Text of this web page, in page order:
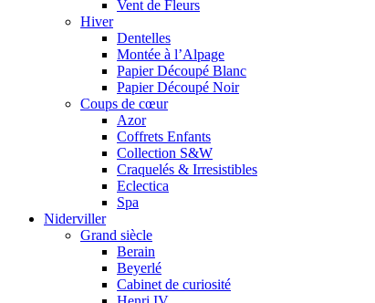
Vent de Fleurs
Hiver
Dentelles
Montée à l’Alpage
Papier Découpé Blanc
Papier Découpé Noir
Coups de cœur
Azor
Coffrets Enfants
Collection S&W
Craquelés & Irresistibles
Eclectica
Spa
Niderviller
Grand siècle
Berain
Beyerlé
Cabinet de curiosité